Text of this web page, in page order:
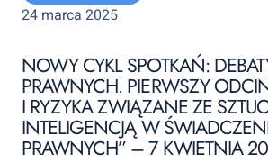
24 marca 2025
NOWY CYKL SPOTKAŃ:
PRAWNYCH. PIERWSZY
I RYZYKA ZWIĄZANE ZE
INTELIGENCJĄ W
PRAWNYCH” – 7 KWIETNIA